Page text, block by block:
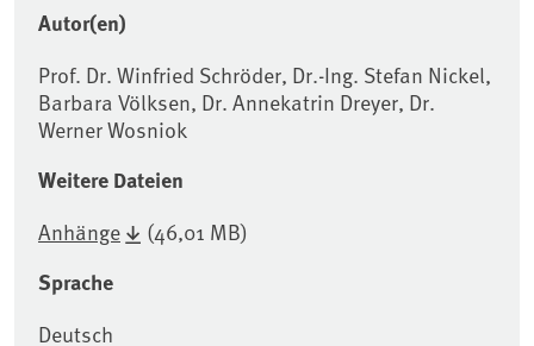
Autor(en)
Prof. Dr. Winfried Schröder, Dr.-Ing. Stefan Nickel,
Barbara Völksen, Dr. Annekatrin Dreyer, Dr.
Werner Wosniok
Weitere Dateien
Anhänge (46,01 MB)
Sprache
Deutsch